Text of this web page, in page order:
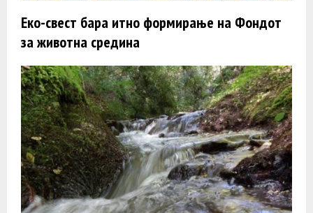
Еко-свест бара итно формирање на Фондот
за животна средина